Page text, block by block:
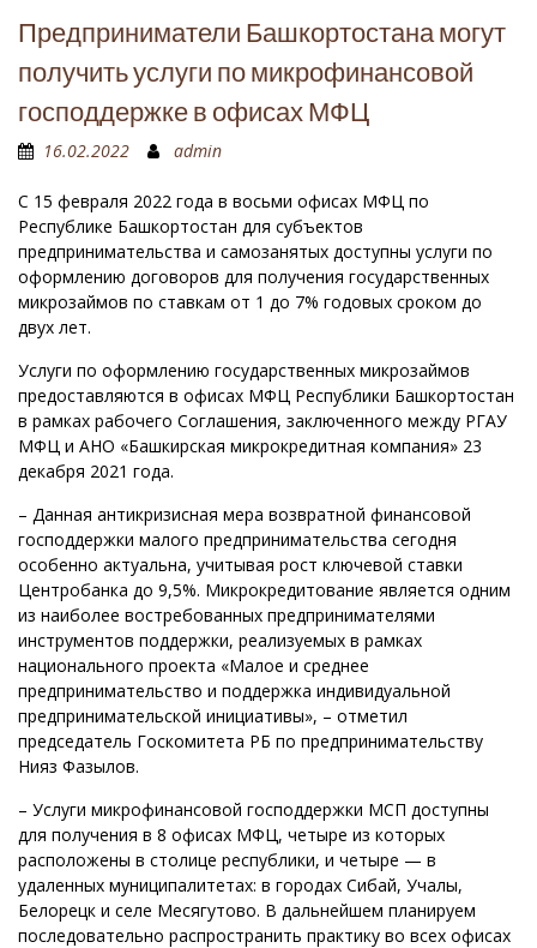
Предприниматели Башкортостана могут
получить услуги по микрофинансовой
господдержке в офисах МФЦ
16.02.2022 admin
С 15 февраля 2022 года в восьми офисах МФЦ по
Республике Башкортостан для субъектов
предпринимательства и самозанятых доступны услуги по
оформлению договоров для получения государственных
микрозаймов по ставкам от 1 до 7% годовых сроком до
двух лет.
Услуги по оформлению государственных микрозаймов
предоставляются в офисах МФЦ Республики Башкортостан
в рамках рабочего Соглашения, заключенного между РГАУ
МФЦ и АНО «Башкирская микрокредитная компания» 23
декабря 2021 года.
– Данная антикризисная мера возвратной финансовой
господдержки малого предпринимательства сегодня
особенно актуальна, учитывая рост ключевой ставки
Центробанка до 9,5%. Микрокредитование является одним
из наиболее востребованных предпринимателями
инструментов поддержки, реализуемых в рамках
национального проекта «Малое и среднее
предпринимательство и поддержка индивидуальной
предпринимательской инициативы», – отметил
председатель Госкомитета РБ по предпринимательству
Нияз Фазылов.
– Услуги микрофинансовой господдержки МСП доступны
для получения в 8 офисах МФЦ, четыре из которых
расположены в столице республики, и четыре — в
удаленных муниципалитетах: в городах Сибай, Учалы,
Белорецк и селе Месягутово. В дальнейшем планируем
последовательно распространить практику во всех офисах